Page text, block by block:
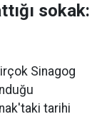
sokak:
Sinagog
tarihi